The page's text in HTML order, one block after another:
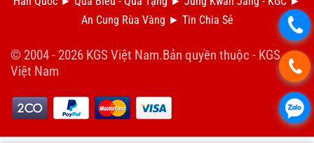
.
.
.
An Cung Rùa Vàng ► Tin Chia Sẻ
© 2004 - 2026 KGS Việt Nam.Bản quyền thuộc - KGS
Việt Nam